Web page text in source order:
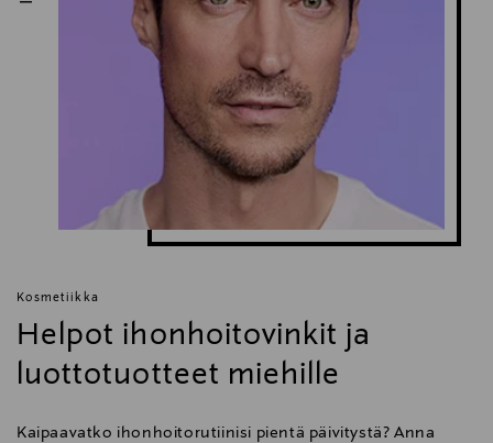
Kosmetiikka
Helpot ihonhoitovinkit ja
luottotuotteet miehille
Kaipaavatko ihonhoitorutiinisi pientä päivitystä? Anna